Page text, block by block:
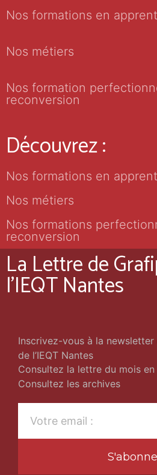
Nos formations en
Nos métiers
Nos formation
reconversion
Découvrez :
Nos formations en
Nos métiers
Nos formations
reconversion
La Lettre de
l'IEQT Nantes
Inscrivez-vous à la
de l’IEQT Nantes
Consultez la lettre du mois
Consultez les archives